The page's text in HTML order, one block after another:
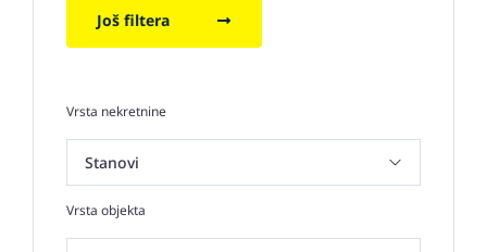
Još filtera
Vrsta nekretnine
Vrsta objekta